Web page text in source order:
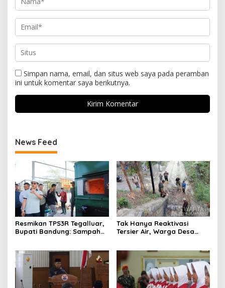
Simpan nama, email, dan situs web saya pada peramban
ini untuk komentar saya berikutnya.
News Feed
Resmikan TPS3R Tegalluar,
Bupati Bandung: Sampah
Tak Hanya Reaktivasi
Tersier Air, Warga Desa